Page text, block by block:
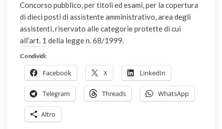
Concorso pubblico, per titoli ed esami, per la copertura
di dieci posti di assistente amministrativo, area degli
assistenti, riservato alle categorie protette di cui
all’art. 1 della legge n. 68/1999.
Condividi:
Facebook X LinkedIn
Telegram Threads WhatsApp
Altro